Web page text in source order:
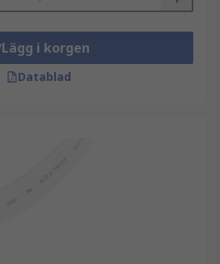
Lägg i korgen
Datablad